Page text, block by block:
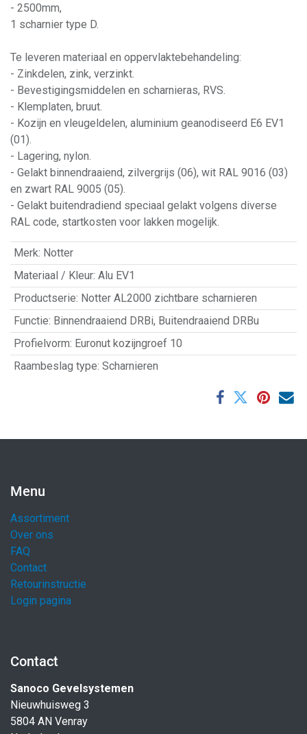
- 2500mm,
1 scharnier type D.
Te leveren materiaal en oppervlaktebehandeling:
- Zinkdelen, zink, verzinkt.
- Bevestigingsmiddelen en scharnieras, RVS.
- Klemplaten, bruut.
- Kozijn en vleugeldelen, aluminium geanodiseerd E6 EV1
(01).
- Lagering, nylon.
- Gelakt binnendraaiend, zilvergrijs (06), wit RAL 9016 (03)
en zwart RAL 9005 (05).
- Gelakt buitendradiend speciaal gelakt volgens diverse
RAL code, startkosten voor lakken mogelijk.
Merk: Notter
Materiaal / Kleur: Alu EV1
Productserie: Notter AL2000 zichtbare scharnieren
Functie: Binnendraaiend DRBi, Buitendraaiend DRBu
Profielvorm: Euronut kozijngroef 10
Raambeslag type: Scharnieren
Menu
Assortiment
Over ons
FAQ
Contact
Retourinstructie
Login pagina
Contact
Sanoco Gevelsystemen
Nieuwhuisweg 3
5804 AN Venray